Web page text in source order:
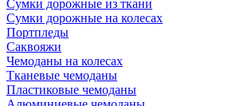
Сумки дорожные из ткани
Сумки дорожные на колесах
Портпледы
Саквояжи
Чемоданы на колесах
Тканевые чемоданы
Пластиковые чемоданы